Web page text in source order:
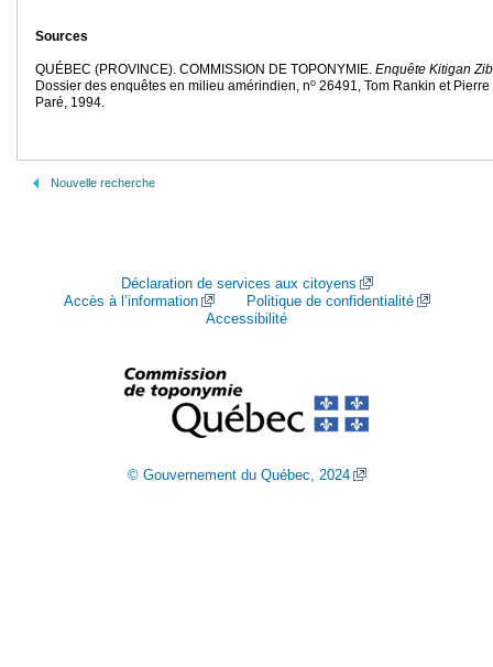
Sources
QUÉBEC (PROVINCE). COMMISSION DE TOPONYMIE. Enquête Kitigan
Dossier des enquêtes en milieu amérindien, no 26491, Tom Rankin et Pierre
Paré, 1994.
Nouvelle recherche
Déclaration de services aux citoyens
Accès à l’information
Politique de confidentialité
Accessibilité
© Gouvernement du Québec, 2024